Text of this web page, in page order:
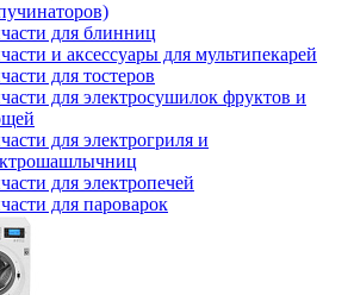
для блинниц
и аксессуары для мультипекарей
для тостеров
для электросушилок фруктов и
для электрогриля и
для электропечей
для пароварок